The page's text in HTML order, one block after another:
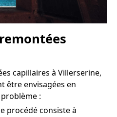
capillaires à Villerserine,
être envisagées en
:
procédé consiste à